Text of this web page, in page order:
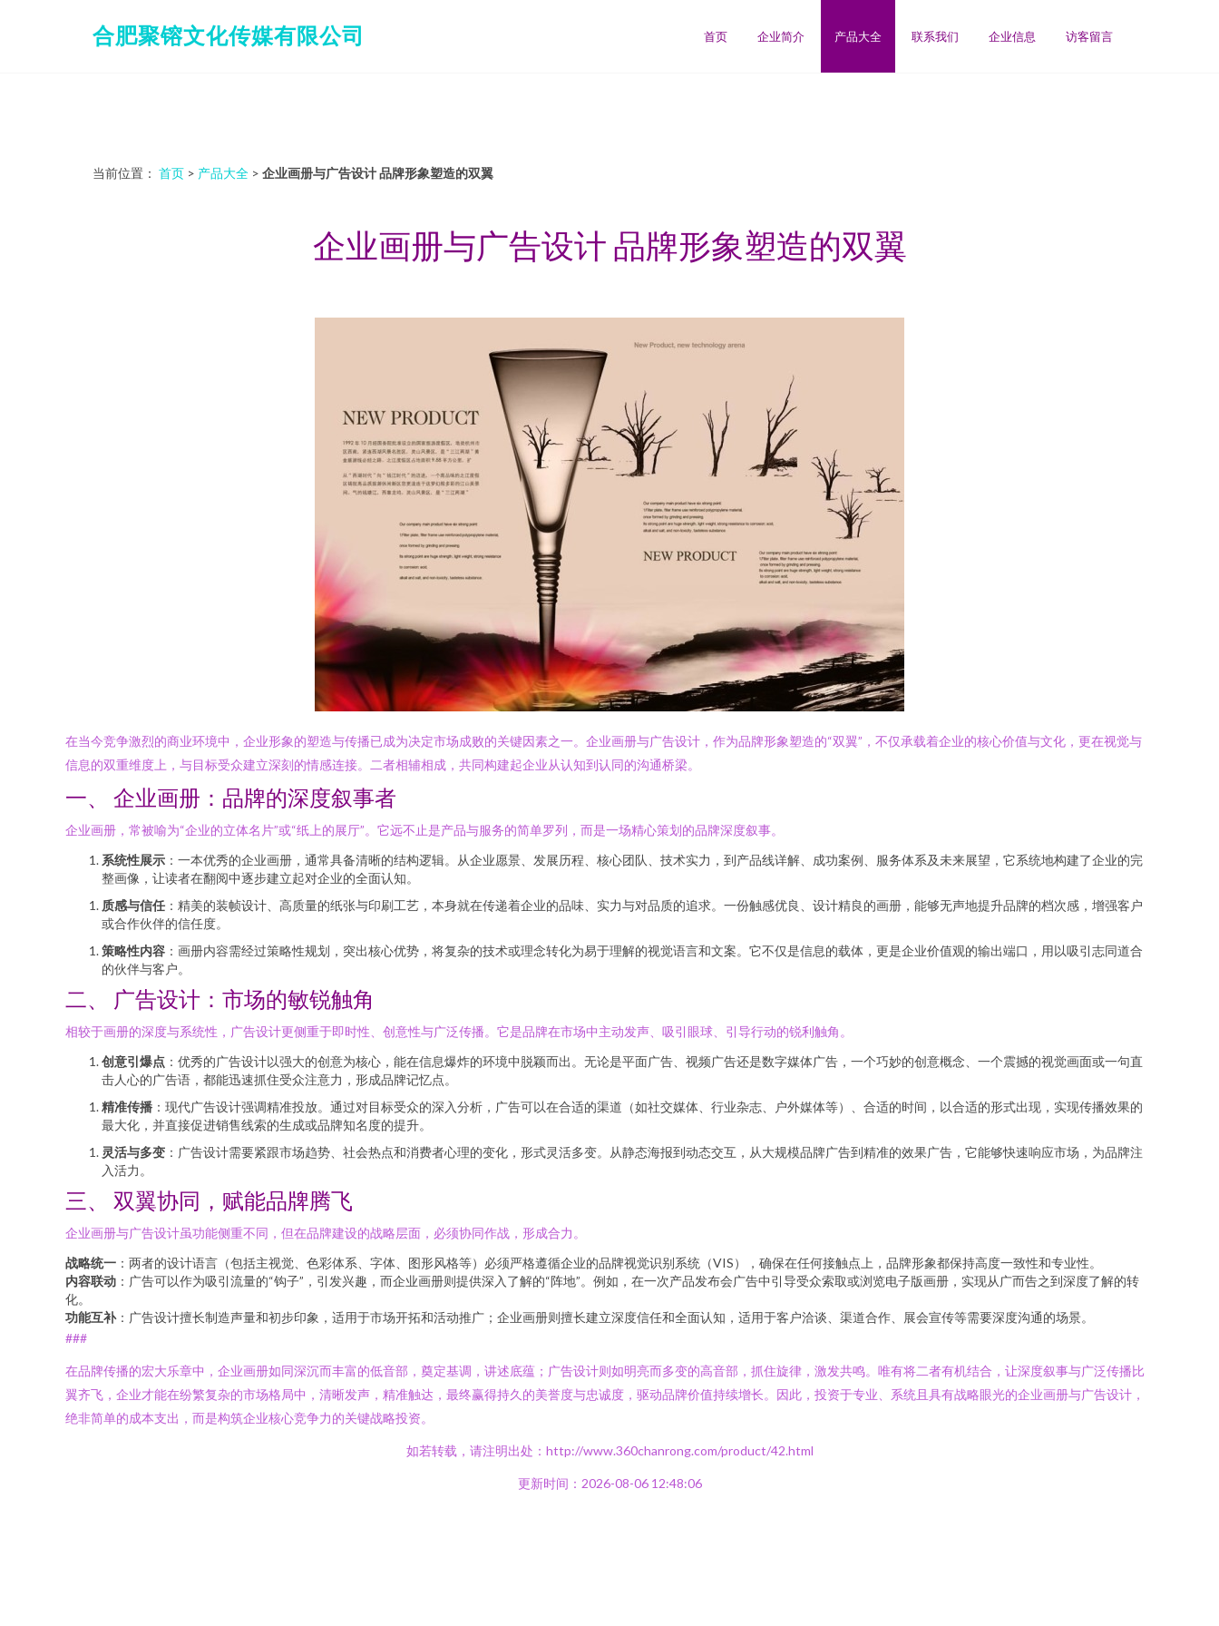
合肥聚镕文化传媒有限公司 首页 企业简介 产品大全 联系我们 企业信息 访客留言
当前位置： 首页 > 产品大全 > 企业画册与广告设计 品牌形象塑造的双翼
企业画册与广告设计 品牌形象塑造的双翼
在当今竞争激烈的商业环境中，企业形象的塑造与传播已成为决定市场成败的关键因素之一。企业画册与广告设计，作为品牌形象塑造的“双翼”，不仅承载着企业的核心价值与文化，更在视觉与
信息的双重维度上，与目标受众建立深刻的情感连接。二者相辅相成，共同构建起企业从认知到认同的沟通桥梁。
一、 企业画册：品牌的深度叙事者
企业画册，常被喻为“企业的立体名片”或“纸上的展厅”。它远不止是产品与服务的简单罗列，而是一场精心策划的品牌深度叙事。
系统性展示 ：一本优秀的企业画册，通常具备清晰的结构逻辑。从企业愿景、发展历程、核心团队、技术实力，到产品线详解、成功案例、服务体系及未来展望，它系统地构建了企业的完
整画像，让读者在翻阅中逐步建立起对企业的全面认知。
质感与信任 ：精美的装帧设计、高质量的纸张与印刷工艺，本身就在传递着企业的品味、实力与对品质的追求。一份触感优良、设计精良的画册，能够无声地提升品牌的档次感，增强客户
或合作伙伴的信任度。
策略性内容 ：画册内容需经过策略性规划，突出核心优势，将复杂的技术或理念转化为易于理解的视觉语言和文案。它不仅是信息的载体，更是企业价值观的输出端口，用以吸引志同道合
的伙伴与客户。
二、 广告设计：市场的敏锐触角
相较于画册的深度与系统性，广告设计更侧重于即时性、创意性与广泛传播。它是品牌在市场中主动发声、吸引眼球、引导行动的锐利触角。
创意引爆点 ：优秀的广告设计以强大的创意为核心，能在信息爆炸的环境中脱颖而出。无论是平面广告、视频广告还是数字媒体广告，一个巧妙的创意概念、一个震撼的视觉画面或一句直
击人心的广告语，都能迅速抓住受众注意力，形成品牌记忆点。
精准传播 ：现代广告设计强调精准投放。通过对目标受众的深入分析，广告可以在合适的渠道（如社交媒体、行业杂志、户外媒体等）、合适的时间，以合适的形式出现，实现传播效果的
最大化，并直接促进销售线索的生成或品牌知名度的提升。
灵活与多变 ：广告设计需要紧跟市场趋势、社会热点和消费者心理的变化，形式灵活多变。从静态海报到动态交互，从大规模品牌广告到精准的效果广告，它能够快速响应市场，为品牌注
入活力。
三、 双翼协同，赋能品牌腾飞
企业画册与广告设计虽功能侧重不同，但在品牌建设的战略层面，必须协同作战，形成合力。
战略统一 ：两者的设计语言（包括主视觉、色彩体系、字体、图形风格等）必须严格遵循企业的品牌视觉识别系统（VIS），确保在任何接触点上，品牌形象都保持高度一致性和专业性。
内容联动 ：广告可以作为吸引流量的“钩子”，引发兴趣，而企业画册则提供深入了解的“阵地”。例如，在一次产品发布会广告中引导受众索取或浏览电子版画册，实现从广而告之到深度了解的转
化。
功能互补：广告设计擅长制造声量和初步印象，适用于市场开拓和活动推广；企业画册则擅长建立深度信任和全面认知，适用于客户洽谈、渠道合作、展会宣传等需要深度沟通的场景。
###
在品牌传播的宏大乐章中，企业画册如同深沉而丰富的低音部，奠定基调，讲述底蕴；广告设计则如明亮而多变的高音部，抓住旋律，激发共鸣。唯有将二者有机结合，让深度叙事与广泛传播比
翼齐飞，企业才能在纷繁复杂的市场格局中，清晰发声，精准触达，最终赢得持久的美誉度与忠诚度，驱动品牌价值持续增长。因此，投资于专业、系统且具有战略眼光的企业画册与广告设计，
绝非简单的成本支出，而是构筑企业核心竞争力的关键战略投资。
如若转载，请注明出处：http://www.360chanrong.com/product/42.html
更新时间：2026-08-06 12:48:06